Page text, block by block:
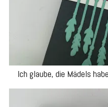
Ich glaube, die Mädels